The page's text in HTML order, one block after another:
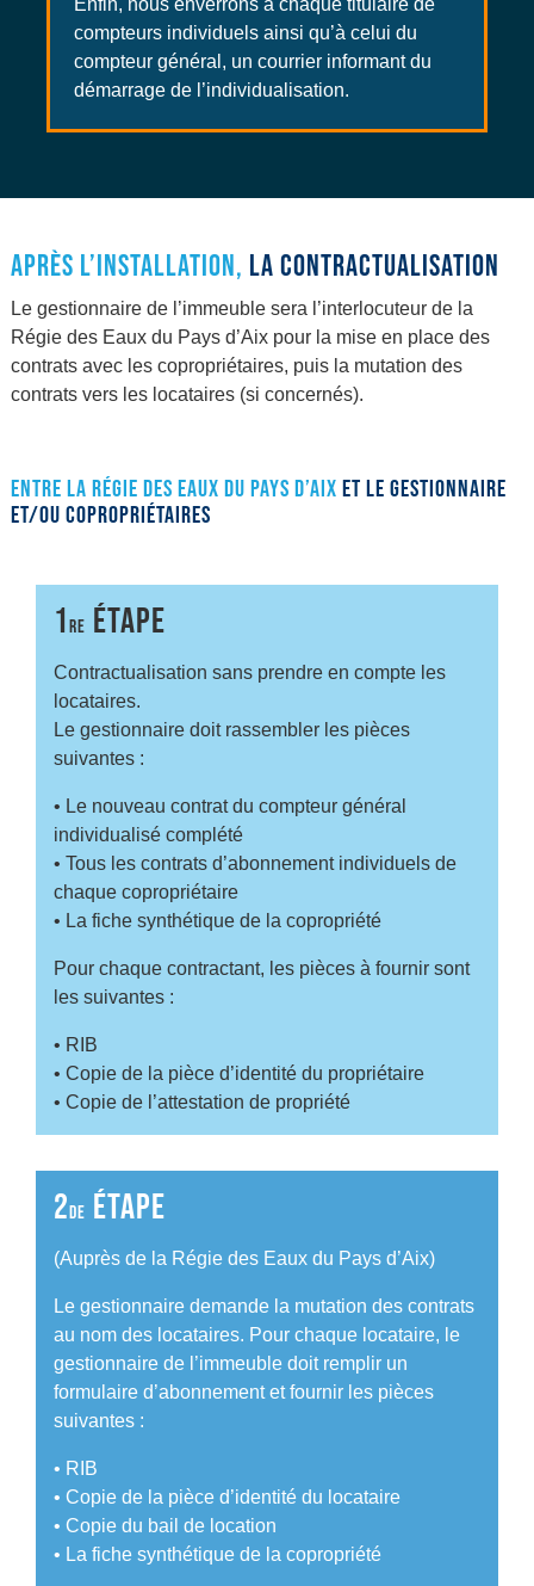
Enfin, nous enverrons à chaque titulaire de
compteurs individuels ainsi qu’à celui du
compteur général, un courrier informant du
démarrage de l’individualisation.
APRÈS L’INSTALLATION, LA CONTRACTUALISATION
Le gestionnaire de l’immeuble sera l’interlocuteur de la
Régie des Eaux du Pays d’Aix pour la mise en place des
contrats avec les copropriétaires, puis la mutation des
contrats vers les locataires (si concernés).
ENTRE LA RÉGIE DES EAUX DU PAYS D’AIX ET LE GESTIONNAIRE
ET/OU COPROPRIÉTAIRES
1RE ÉTAPE
Contractualisation sans prendre en compte les
locataires.
Le gestionnaire doit rassembler les pièces
suivantes :
• Le nouveau contrat du compteur général
individualisé complété
• Tous les contrats d’abonnement individuels de
chaque copropriétaire
• La fiche synthétique de la copropriété
Pour chaque contractant, les pièces à fournir sont
les suivantes :
• RIB
• Copie de la pièce d’identité du propriétaire
• Copie de l’attestation de propriété
2DE ÉTAPE
(Auprès de la Régie des Eaux du Pays d’Aix)
Le gestionnaire demande la mutation des contrats
au nom des locataires. Pour chaque locataire, le
gestionnaire de l’immeuble doit remplir un
formulaire d’abonnement et fournir les pièces
suivantes :
• RIB
• Copie de la pièce d’identité du locataire
• Copie du bail de location
• La fiche synthétique de la copropriété